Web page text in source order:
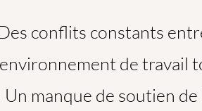
conflits constants
de travail
manque de soutien